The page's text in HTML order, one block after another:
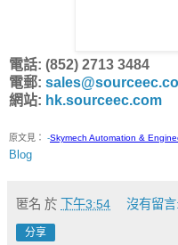
電話: (852) 2713 3484
電郵:
網站: hk.sourceec.com
原文見： -Skymech Automation &
Blog
匿名 於 下午3:54 沒有留言:
分享